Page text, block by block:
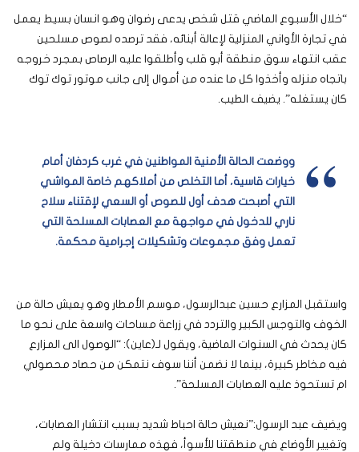
“خلال الأسبوع الماضي قتل شخص يدعى رضوان وهو انسان بسيط يعمل
في تجارة الأواني المنزلية لإعالة أبنائه، فقد ترصده لصوص مسلحين
عقب انتهاء سوق منطقة أبو قلب وأطلقوا عليه الرصاص بمجرد خروجه
باتجاه منزله وأخذوا كل ما عنده من أموال إلى جانب موتور توك توك
كان يستغله”. يضيف الطيب.
ووضعت الحالة الأمنية المواطنين في غرب كردفان أمام
خيارات قاسية، أما التخلص من أملاكهم خاصة المواشي
التي أصبحت هدف أول للصوص أو السعي لإقتناء سلاح
ناري للدخول في مواجهة مع العصابات المسلحة التي
تعمل وفق مجموعات وتشكيلات إجرامية محكمة.
واستقبل المزارع حسين عبدالرسول، موسم الأمطار وهو يعيش حالة من
الخوف والتوجس الكبير والتردد في زراعة مساحات واسعة على نحو ما
كان يحدث في السنوات الماضية، ويقول لـ(عاين): “الوصول الى المزارع
فيه مخاطر كبيرة، بينما لا نضمن أننا سوف نتمكن من حصاد محصولي
ام تستحوذ عليه العصابات المسلحة”.
ويضيف عبد الرسول:”نعيش حالة احباط شديد بسبب انتشار العصابات،
وتغيير الأوضاع في منطقتنا للأسوأ، فهذه ممارسات دخيلة ولم